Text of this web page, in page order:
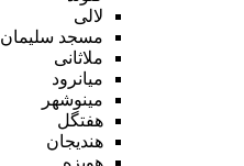
لالی
مسجد سلیمان
ملاثانی
میانرود
مینوشهر
هفتگل
هندیجان
هویزه